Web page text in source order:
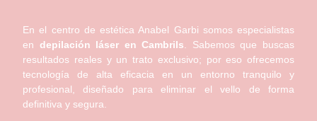
En el centro de estética Anabel Garbi somos especialistas
en depilación láser en Cambrils . Sabemos que buscas
resultados reales y un trato exclusivo; por eso ofrecemos
tecnología de alta eficacia en un entorno tranquilo y
profesional, diseñado para eliminar el vello de forma
definitiva y segura.